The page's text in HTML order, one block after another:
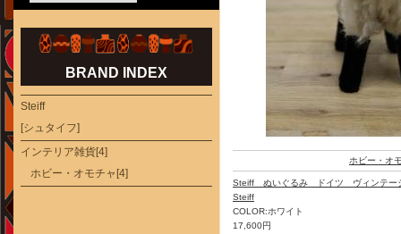
ホビー・オ
Steiff ぬいぐるみ ドイツ ヴィンテー
Steiff
COLOR:ホワイト
17,600円
BRAND INDEX
Steiff
[シュタイフ]
インテリア雑貨[4]
ホビー・オモチャ[4]